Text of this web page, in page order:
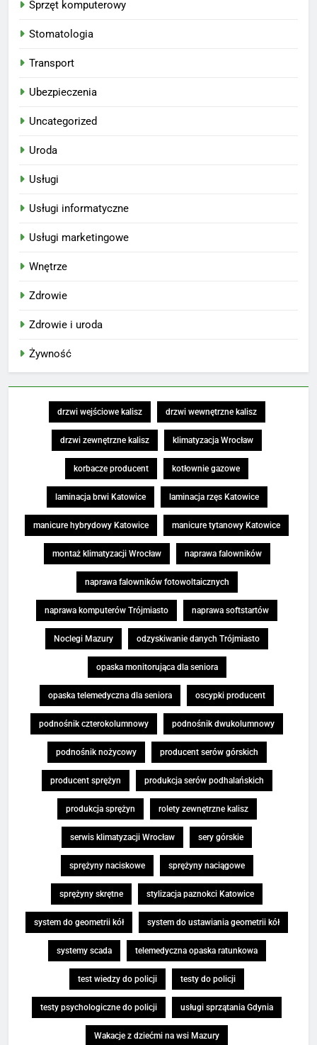
Sprzęt komputerowy
Stomatologia
Transport
Ubezpieczenia
Uncategorized
Uroda
Usługi
Usługi informatyczne
Usługi marketingowe
Wnętrze
Zdrowie
Zdrowie i uroda
Żywność
drzwi wejściowe kalisz drzwi wewnętrzne kalisz
drzwi zewnętrzne kalisz klimatyzacja Wrocław
korbacze producent kotłownie gazowe
laminacja brwi Katowice laminacja rzęs Katowice
manicure hybrydowy Katowice manicure tytanowy Katowice
montaż klimatyzacji Wrocław naprawa falowników
naprawa falowników fotowoltaicznych
naprawa komputerów Trójmiasto naprawa softstartów
Noclegi Mazury odzyskiwanie danych Trójmiasto
opaska monitorująca dla seniora
opaska telemedyczna dla seniora oscypki producent
podnośnik czterokolumnowy podnośnik dwukolumnowy
podnośnik nożycowy producent serów górskich
producent sprężyn produkcja serów podhalańskich
produkcja sprężyn rolety zewnętrzne kalisz
serwis klimatyzacji Wrocław sery górskie
sprężyny naciskowe sprężyny naciągowe
sprężyny skrętne stylizacja paznokci Katowice
system do geometrii kół system do ustawiania geometrii kół
systemy scada telemedyczna opaska ratunkowa
test wiedzy do policji testy do policji
testy psychologiczne do policji usługi sprzątania Gdynia
Wakacje z dziećmi na wsi Mazury